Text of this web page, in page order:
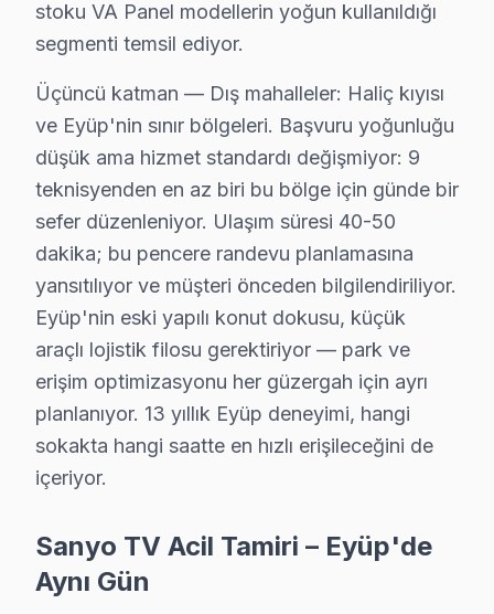
Eyüp'da Sanyo Chip-Level Arıza giderme
Sanyo ürünlerine hakim, sertifikalı teknisyen
Ekibimizin farkı:
• Eyüp'de fabrika eğitimli teknik uzmanlar
• Dijital teşhis ekipmanı kullanımı
• Eyüp servisimizde panel ölçüm ve oscilloskop analizi
• Eyüp'de müşteri yorumları ile kanıtlanmış kalite
• Sürekli eğitim ve teknoloji takibi
Eyüp'da Sanyo televizyonunuzun tamirini konusunda
Sanyo TV Duvar Montajı – Eyüp Profesyonel
Eyüp'da satın aldığınız Sanyo televizyonun
Kurulum sürecimiz:
• Eyüp servisimizde gizli kablo düzeni ve kanal montajı
• Eyüp'de HDMI, ses sistemi ve uydu bağlantı
stoku VA Panel modellerin yoğun kullanıldığı
segmenti temsil ediyor.
Üçüncü katman — Dış mahalleler: Haliç kıyısı
ve Eyüp'nin sınır bölgeleri. Başvuru yoğunluğu
düşük ama hizmet standardı değişmiyor: 9
teknisyenden en az biri bu bölge için günde bir
sefer düzenleniyor. Ulaşım süresi 40-50
dakika; bu pencere randevu planlamasına
yansıtılıyor ve müşteri önceden bilgilendiriliyor.
Eyüp'nin eski yapılı konut dokusu, küçük
araçlı lojistik filosu gerektiriyor — park ve
erişim optimizasyonu her güzergah için ayrı
planlanıyor. 13 yıllık Eyüp deneyimi, hangi
sokakta hangi saatte en hızlı erişileceğini de
içeriyor.
Sanyo TV Acil Tamiri – Eyüp'de
Aynı Gün